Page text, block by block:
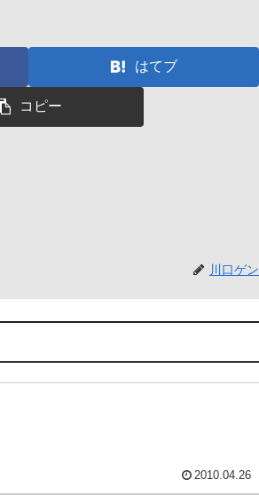
はてブ
コピー
川口ゲン
2010.04.26